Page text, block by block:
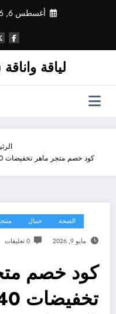
أغسطس 6, 2026
لياقة
كود خصم متجر ماهر تخفيضات 40% على افضل المنتجات Maher Store
الصحة جمال
مايو 9, 2026 0 تعليقات
كود خصم